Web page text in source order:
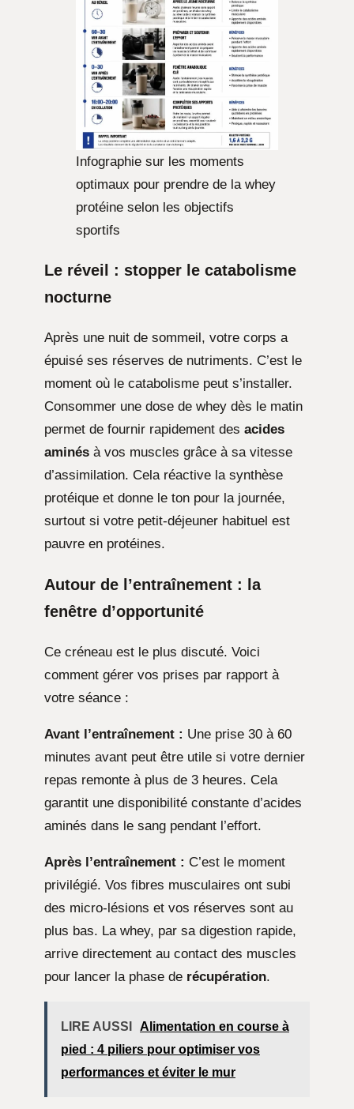
Infographie sur les moments
optimaux pour prendre de la whey
protéine selon les objectifs
sportifs
Le réveil : stopper le catabolisme
nocturne
Après une nuit de sommeil, votre corps a
épuisé ses réserves de nutriments. C’est le
moment où le catabolisme peut s’installer.
Consommer une dose de whey dès le matin
permet de fournir rapidement des acides
aminés à vos muscles grâce à sa vitesse
d’assimilation. Cela réactive la synthèse
protéique et donne le ton pour la journée,
surtout si votre petit-déjeuner habituel est
pauvre en protéines.
Autour de l’entraînement : la
fenêtre d’opportunité
Ce créneau est le plus discuté. Voici
comment gérer vos prises par rapport à
votre séance :
Avant l’entraînement : Une prise 30 à 60
minutes avant peut être utile si votre dernier
repas remonte à plus de 3 heures. Cela
garantit une disponibilité constante d’acides
aminés dans le sang pendant l’effort.
Après l’entraînement : C’est le moment
privilégié. Vos fibres musculaires ont subi
des micro-lésions et vos réserves sont au
plus bas. La whey, par sa digestion rapide,
arrive directement au contact des muscles
pour lancer la phase de récupération.
LIRE AUSSI
Alimentation en course à
pied : 4 piliers pour optimiser vos
performances et éviter le mur